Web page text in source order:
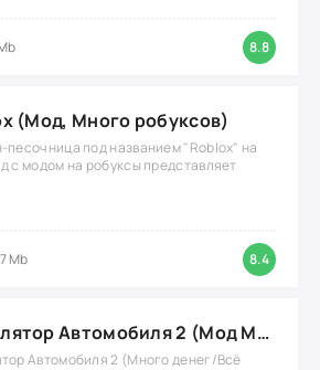
8.8
(Мод, Много робуксов)
песочница под названием "Roblox" на
с модом на робуксы представляет
Mb 8.4
Симулятор Автомобиля 2 (Мод Много денег/Всё открыто)
Автомобиля 2 (Много денег/Всё